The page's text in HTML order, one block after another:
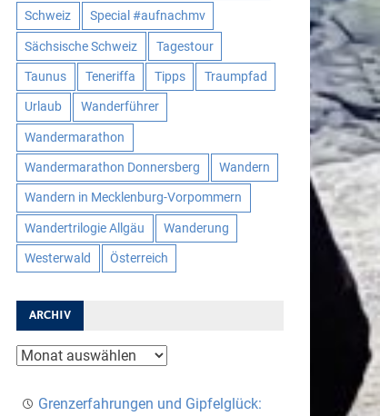
Schweiz Special #aufnachmv
Sächsische Schweiz Tagestour
Taunus Teneriffa Tipps Traumpfad
Urlaub Wanderführer
Wandermarathon
Wandermarathon Donnersberg Wandern
Wandern in Mecklenburg-Vorpommern
Wandertrilogie Allgäu Wanderung
Westerwald Österreich
ARCHIV
Archiv
Grenzerfahrungen und Gipfelglück: